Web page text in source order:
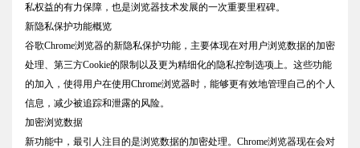
私权益的有力保障，也是浏览器技术发展的一次重要里程碑。
新隐私保护功能概览
谷歌Chrome浏览器的新隐私保护功能，主要体现在对用户浏览数据的加密
处理、第三方Cookie的限制以及更为精细化的隐私控制选项上。这些功能
的加入，使得用户在使用Chrome浏览器时，能够更有效地管理自己的个人
信息，减少被追踪和泄露的风险。
加密浏览数据
新功能中，最引人注目的是浏览数据的加密处理。Chrome浏览器现在会对